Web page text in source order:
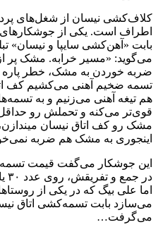
کلاف‌کشی نیسان از شغل‌های
اطراف است. یکی از
بابت «آهن‌کشی سایپا و نیسان»
می‌گوید: «مسیر خرابه. مشک پر از
ضربه خوردن به مشک، خطر پاره
تسمه ضخیم آهنی می‌کشیم کف
هم تیغه آهنی می‌زنیم و به
مشک رو کف اتاق نیسان میندازن،
اینجوری به مشک هم ضربه
این جوشکار می‌گفت قیمت
اما علی بیگ که در یکی از
می‌گرفت…